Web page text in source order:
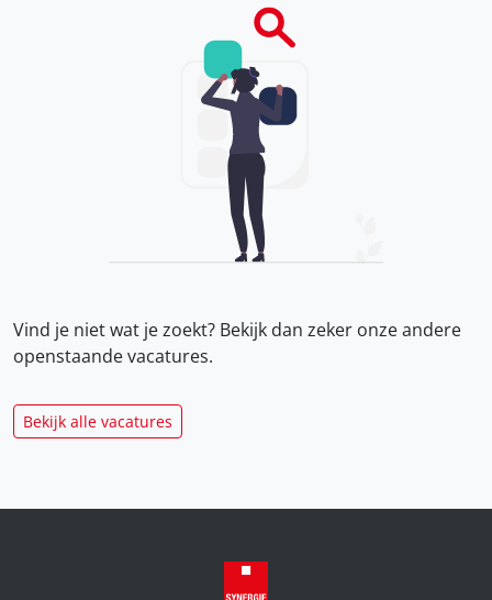
Vind je niet wat je zoekt? Bekijk dan zeker onzeandere
openstaande vacatures.
Bekijk alle vacatures